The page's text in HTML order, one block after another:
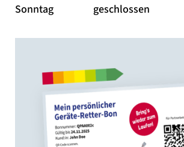
Sonntag
geschlossen